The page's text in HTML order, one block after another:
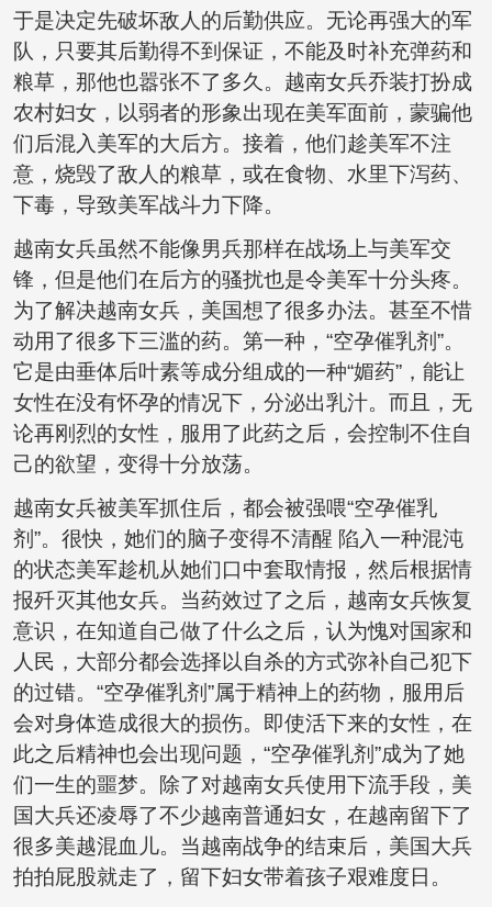
于是决定先破坏敌人的后勤供应。无论再强大的军
队，只要其后勤得不到保证，不能及时补充弹药和
粮草，那他也嚣张不了多久。越南女兵乔装打扮成
农村妇女，以弱者的形象出现在美军面前，蒙骗他
们后混入美军的大后方。接着，他们趁美军不注
意，烧毁了敌人的粮草，或在食物、水里下泻药、
下毒，导致美军战斗力下降。
越南女兵虽然不能像男兵那样在战场上与美军交
锋，但是他们在后方的骚扰也是令美军十分头疼。
为了解决越南女兵，美国想了很多办法。甚至不惜
动用了很多下三滥的药。第一种，“空孕催乳剂”。
它是由垂体后叶素等成分组成的一种“媚药”，能让
女性在没有怀孕的情况下，分泌出乳汁。而且，无
论再刚烈的女性，服用了此药之后，会控制不住自
己的欲望，变得十分放荡。
越南女兵被美军抓住后，都会被强喂“空孕催乳
剂”。很快，她们的脑子变得不清醒 陷入一种混沌
的状态美军趁机从她们口中套取情报，然后根据情
报歼灭其他女兵。当药效过了之后，越南女兵恢复
意识，在知道自己做了什么之后，认为愧对国家和
人民，大部分都会选择以自杀的方式弥补自己犯下
的过错。“空孕催乳剂”属于精神上的药物，服用后
会对身体造成很大的损伤。即使活下来的女性，在
此之后精神也会出现问题，“空孕催乳剂”成为了她
们一生的噩梦。除了对越南女兵使用下流手段，美
国大兵还凌辱了不少越南普通妇女，在越南留下了
很多美越混血儿。当越南战争的结束后，美国大兵
拍拍屁股就走了，留下妇女带着孩子艰难度日。